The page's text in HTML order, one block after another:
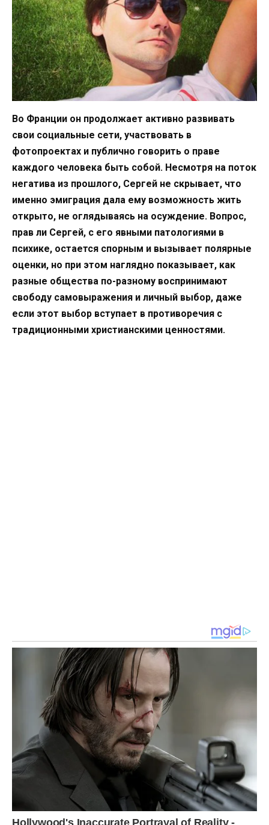
Во Франции он продолжает активно развивать
свои социальные сети, участвовать в
фотопроектах и публично говорить о праве
каждого человека быть собой. Несмотря на поток
негатива из прошлого, Сергей не скрывает, что
именно эмиграция дала ему возможность жить
открыто, не оглядываясь на осуждение. Вопрос,
прав ли Сергей, с его явными патологиями в
психике, остается спорным и вызывает полярные
оценки, но при этом наглядно показывает, как
разные общества по-разному воспринимают
свободу самовыражения и личный выбор, даже
если этот выбор вступает в противоречия с
традиционными христианскими ценностями.